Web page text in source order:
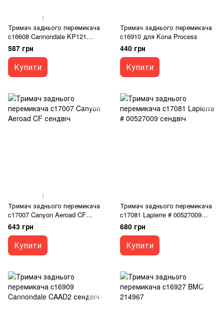
1
Тримач заднього перемикача
c16608 Cannondale KP121
сендвіч
587 грн
Купити
Тримач заднього перемикача
c16910 для Kona Process
440 грн
Купити
1
Тримач заднього перемикача
c17007 Canyon Aeroad CF
сендвіч
643 грн
Купити
Тримач заднього перемикача
c17081 Lapierre # 00527009
сендвіч
680 грн
Купити